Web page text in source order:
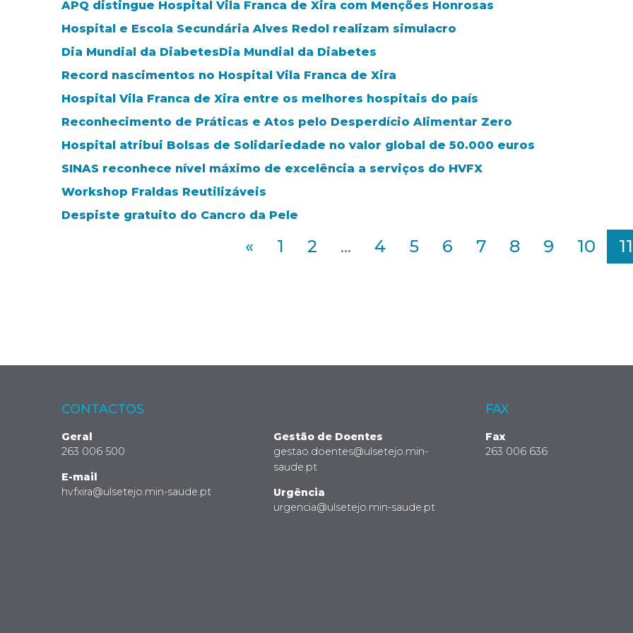
APQ distingue Hospital Vila Franca de Xira com Menções Honrosas
Hospital e Escola Secundária Alves Redol realizam simulacro
Dia Mundial da DiabetesDia Mundial da Diabetes
Record nascimentos no Hospital Vila Franca de Xira
Hospital Vila Franca de Xira entre os melhores hospitais do país
Reconhecimento de Práticas e Atos pelo Desperdício Alimentar Zero
Hospital atribui Bolsas de Solidariedade no valor global de 50.000 euros
SINAS reconhece nível máximo de excelência a serviços do HVFX
Workshop Fraldas Reutilizáveis
Despiste gratuito do Cancro da Pele
« 1 2 ... 4 5 6 7 8 9 10 11
CONTACTOS
Geral
263 006 500
E-mail
hvfxira@ulsetejo.min-saude.pt
Gestão de Doentes
gestao.doentes@ulsetejo.min-
saude.pt
Urgência
urgencia@ulsetejo.min-saude.pt
FAX
Fax
263 006 636